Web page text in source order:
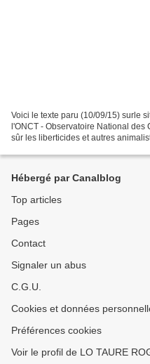
Voici le texte paru (10/09/15) surle
l'ONCT - Observatoire National des
sûr les liberticides et autres
Hébergé par Canalblog
Top articles
Pages
Contact
Signaler un abus
C.G.U.
Cookies et données
Préférences cookies
Voir le profil de LO TAURE